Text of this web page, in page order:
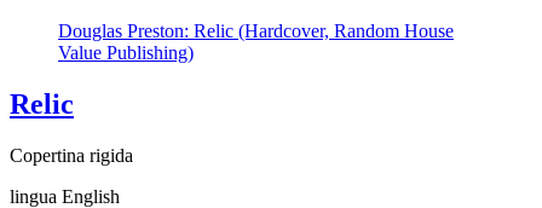
Douglas Preston: Relic (Hardcover, Random House
Value Publishing)
Relic
Copertina rigida
lingua English